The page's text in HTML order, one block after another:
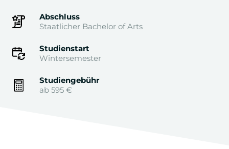
Abschluss
Staatlicher Bachelor of Arts
Studienstart
Wintersemester
Studiengebühr
ab 595 €